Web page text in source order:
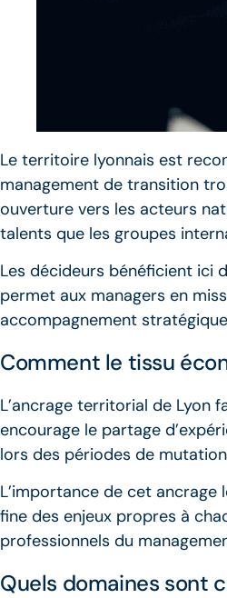
Le territoire lyonnais est
management de transition
ouverture vers les acteurs
talents que les groupes
Les décideurs bénéficient ici
permet aux managers en
accompagnement
Comment le tissu
L’ancrage territorial de Lyon
encourage le partage
lors des périodes de
L’importance de cet
fine des enjeux propres à
professionnels du
Quels domaines sont